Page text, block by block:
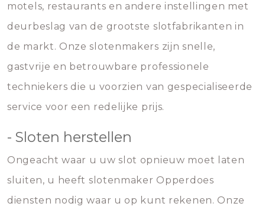
motels, restaurants en andere instellingen met
deurbeslag van de grootste slotfabrikanten in
de markt. Onze slotenmakers zijn snelle,
gastvrije en betrouwbare professionele
techniekers die u voorzien van gespecialiseerde
service voor een redelijke prijs.
- Sloten herstellen
Ongeacht waar u uw slot opnieuw moet laten
sluiten, u heeft slotenmaker Opperdoes
diensten nodig waar u op kunt rekenen. Onze